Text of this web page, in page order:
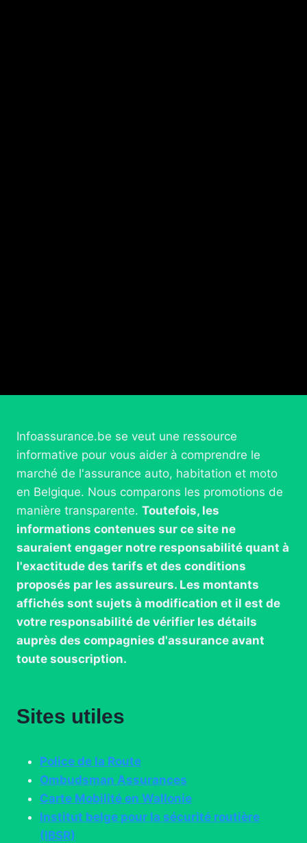
Infoassurance.be se veut une ressource
informative pour vous aider à comprendre le
marché de l'assurance auto, habitation et moto
en Belgique. Nous comparons les promotions de
manière transparente. Toutefois, les
informations contenues sur ce site ne
sauraient engager notre responsabilité quant à
l'exactitude des tarifs et des conditions
proposés par les assureurs. Les montants
affichés sont sujets à modification et il est de
votre responsabilité de vérifier les détails
auprès des compagnies d'assurance avant
toute souscription.
Sites utiles
Police de la Route
Ombudsman Assurances
Carte Mobilité en Wallonie
Institut belge pour la sécurité routière
(IBSR)